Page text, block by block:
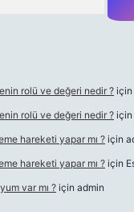
rolü ve değeri nedir ? için
rolü ve değeri nedir ? için
hareketi yapar mı ?için
hareketi yapar mı ?için
var mı ? için admin